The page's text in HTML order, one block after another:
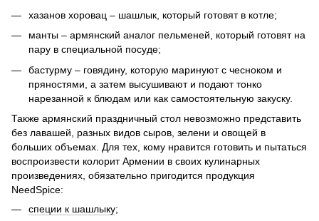
хазанов хоровац – шашлык, который готовят в котле;
манты – армянский аналог пельменей, который готовят на
пару в специальной посуде;
бастурму – говядину, которую маринуют с чесноком и
пряностями, а затем высушивают и подают тонко
нарезанной к блюдам или как самостоятельную закуску.
Также армянский праздничный стол невозможно представить
без лавашей, разных видов сыров, зелени и овощей в
больших объемах. Для тех, кому нравится готовить и пытаться
воспроизвести колорит Армении в своих кулинарных
произведениях, обязательно пригодится продукция
NeedSpice:
специи к шашлыку;